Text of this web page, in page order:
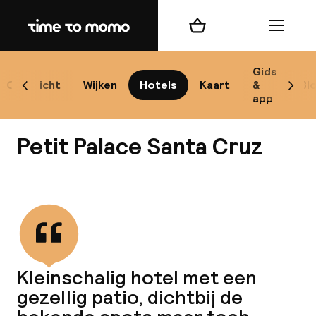
Home
Overzicht Wijken Hotels Kaart
Gids
&
app
Scroll naar links
Winkelmand Menu
Petit Palace Santa Cruz
Kleinschalig hotel met een
gezellig patio, dichtbij de